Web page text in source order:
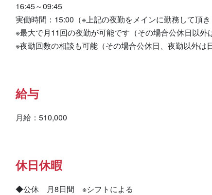
16:45～09:45
実働時間：15:00（※上記の夜勤をメインに勤務して頂
※最大で月11回の夜勤が可能です（その場合公休日以
※夜勤回数の相談も可能（その場合公休日、夜勤以外は
給与
月給：510,000
休日休暇
◆公休　月8日間　※シフトによる